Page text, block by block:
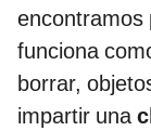
encontramos
funciona
borrar,
impartir una